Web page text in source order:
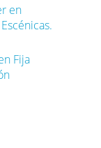
en
Fija